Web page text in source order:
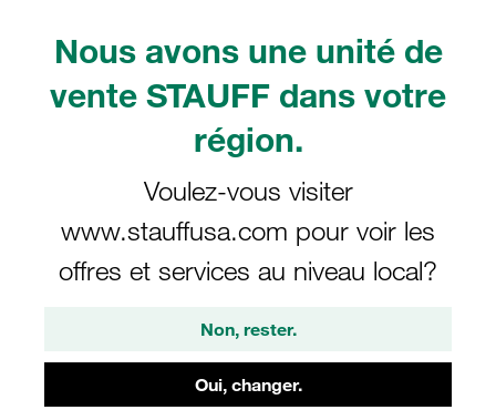
Nous avons une unité de
vente STAUFF dans votre
région.
Voulez-vous visiter
www.stauffusa.com pour voir les
offres et services au niveau local?
Non, rester.
Oui, changer.
hydrauliques.
Filtre / Tri
187 Résultats
Grille Liste